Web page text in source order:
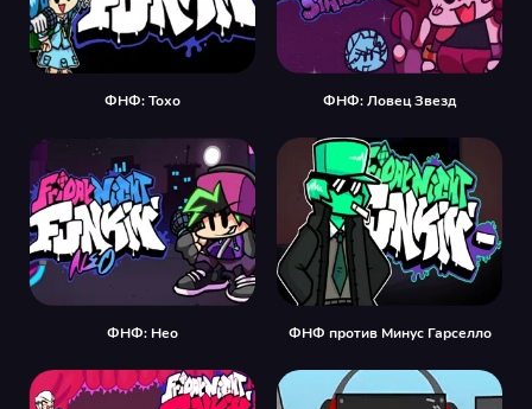
ФНФ: Тохо ФНФ: Ловец Звезд
ФНФ: Нео ФНФ против Минус Гарселло